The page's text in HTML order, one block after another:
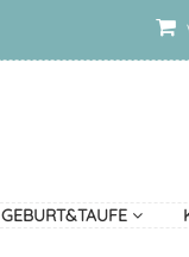
GEBURT&TAUFE